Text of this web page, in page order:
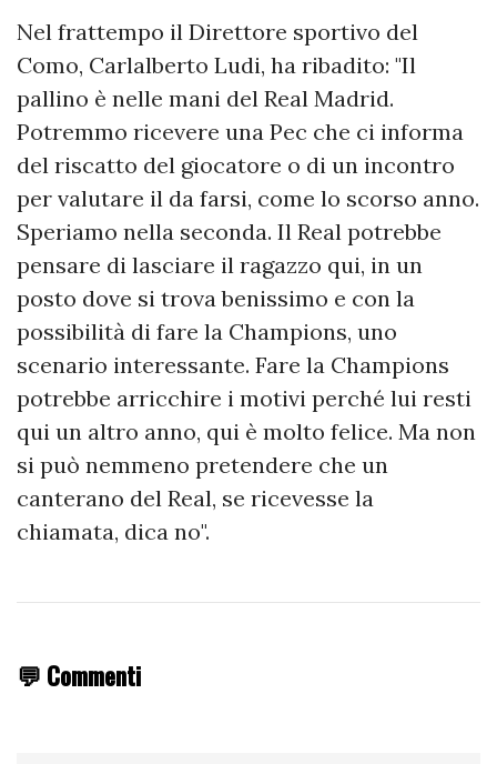
Nel frattempo il Direttore sportivo del
Como, Carlalberto Ludi, ha ribadito: "Il
pallino è nelle mani del Real Madrid.
Potremmo ricevere una Pec che ci informa
del riscatto del giocatore o di un incontro
per valutare il da farsi, come lo scorso anno.
Speriamo nella seconda. Il Real potrebbe
pensare di lasciare il ragazzo qui, in un
posto dove si trova benissimo e con la
possibilità di fare la Champions, uno
scenario interessante. Fare la Champions
potrebbe arricchire i motivi perché lui resti
qui un altro anno, qui è molto felice. Ma non
si può nemmeno pretendere che un
canterano del Real, se ricevesse la
chiamata, dica no".
💬 Commenti